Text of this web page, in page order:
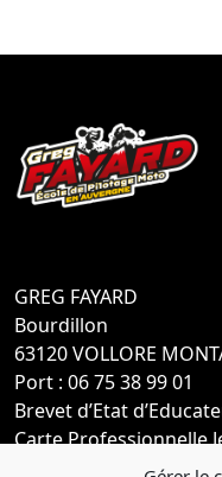
GREG FAYARD
Bourdillon
63120 VOLLORE
Port : 06 75 38 99 01
Brevet d’Etat
Carte Professionnelle